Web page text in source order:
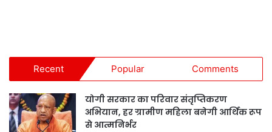
Recent Popular Comments
योगी सरकार का परिवार संतृप्तिकरण
अभियान, हर ग्रामीण महिला बनेगी आर्थिक रूप
से आत्मनिर्भर